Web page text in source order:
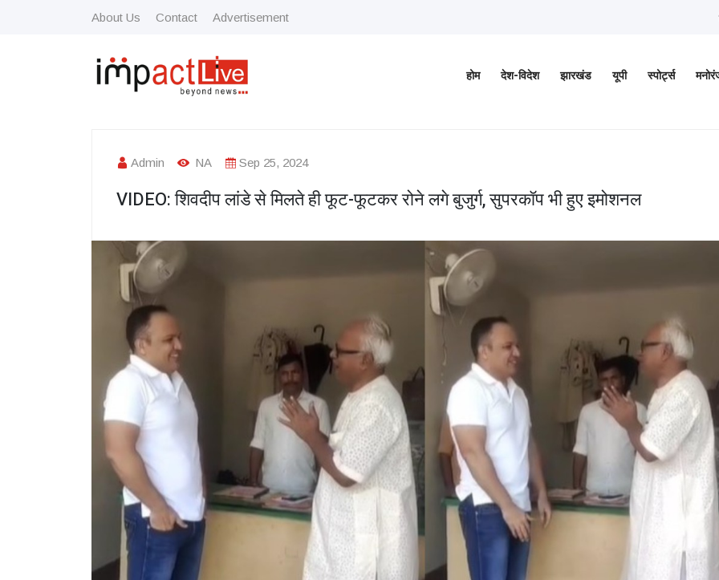
About Us Contact Advertisement
होम देश-विदेश झारखंड यूपी स्पोर्ट्स
Admin NA Sep 25, 2024
VIDEO: शिवदीप लांडे से मिलते ही फूट-फूटकर रोने लगे बुजुर्ग, सुपरकॉप भी हुए इमोशनल